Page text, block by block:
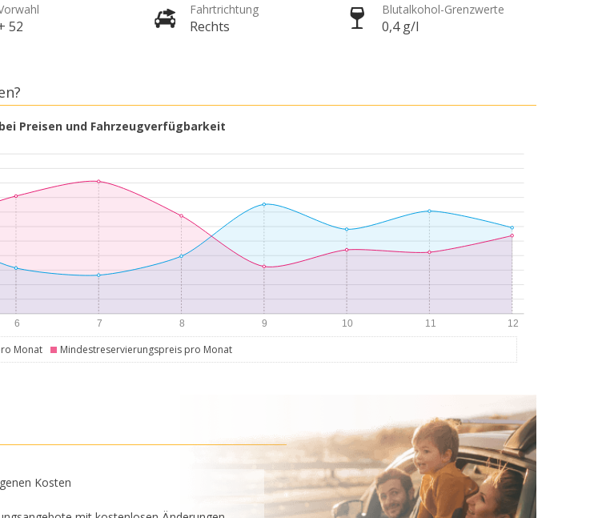
52
Fahrtrichtung
Rechts
Blutalkohol-Grenzwerte
0,4 g/l
Preisen und Fahrzeugverfügbarkeit
Monat Mindestreservierungspreis pro Monat
Kosten